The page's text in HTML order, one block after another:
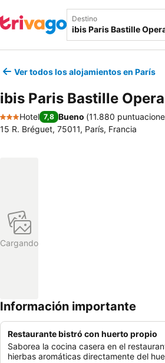
Destino
Ver todos los alojamientos en París
ibis Paris Bastille Opera
3 Estrellas
Hotel 7,8 Bueno (11.880
15 R. Bréguet, 75011, París, Francia
Cargando
Información importante
Restaurante bistró con huerto propio
Saborea la cocina casera en el
hierbas aromáticas directamente del